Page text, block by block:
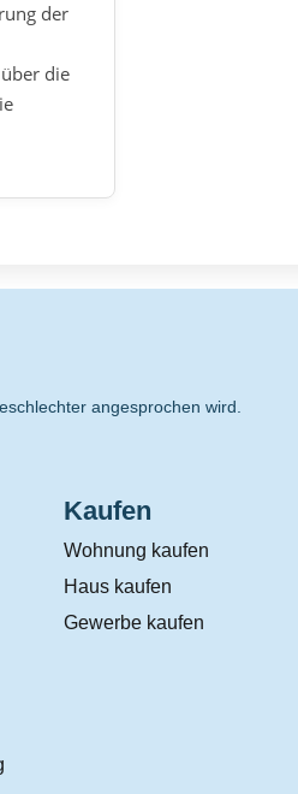
der
die
angesprochen wird.
Kaufen
Wohnung kaufen
Haus kaufen
Gewerbe kaufen